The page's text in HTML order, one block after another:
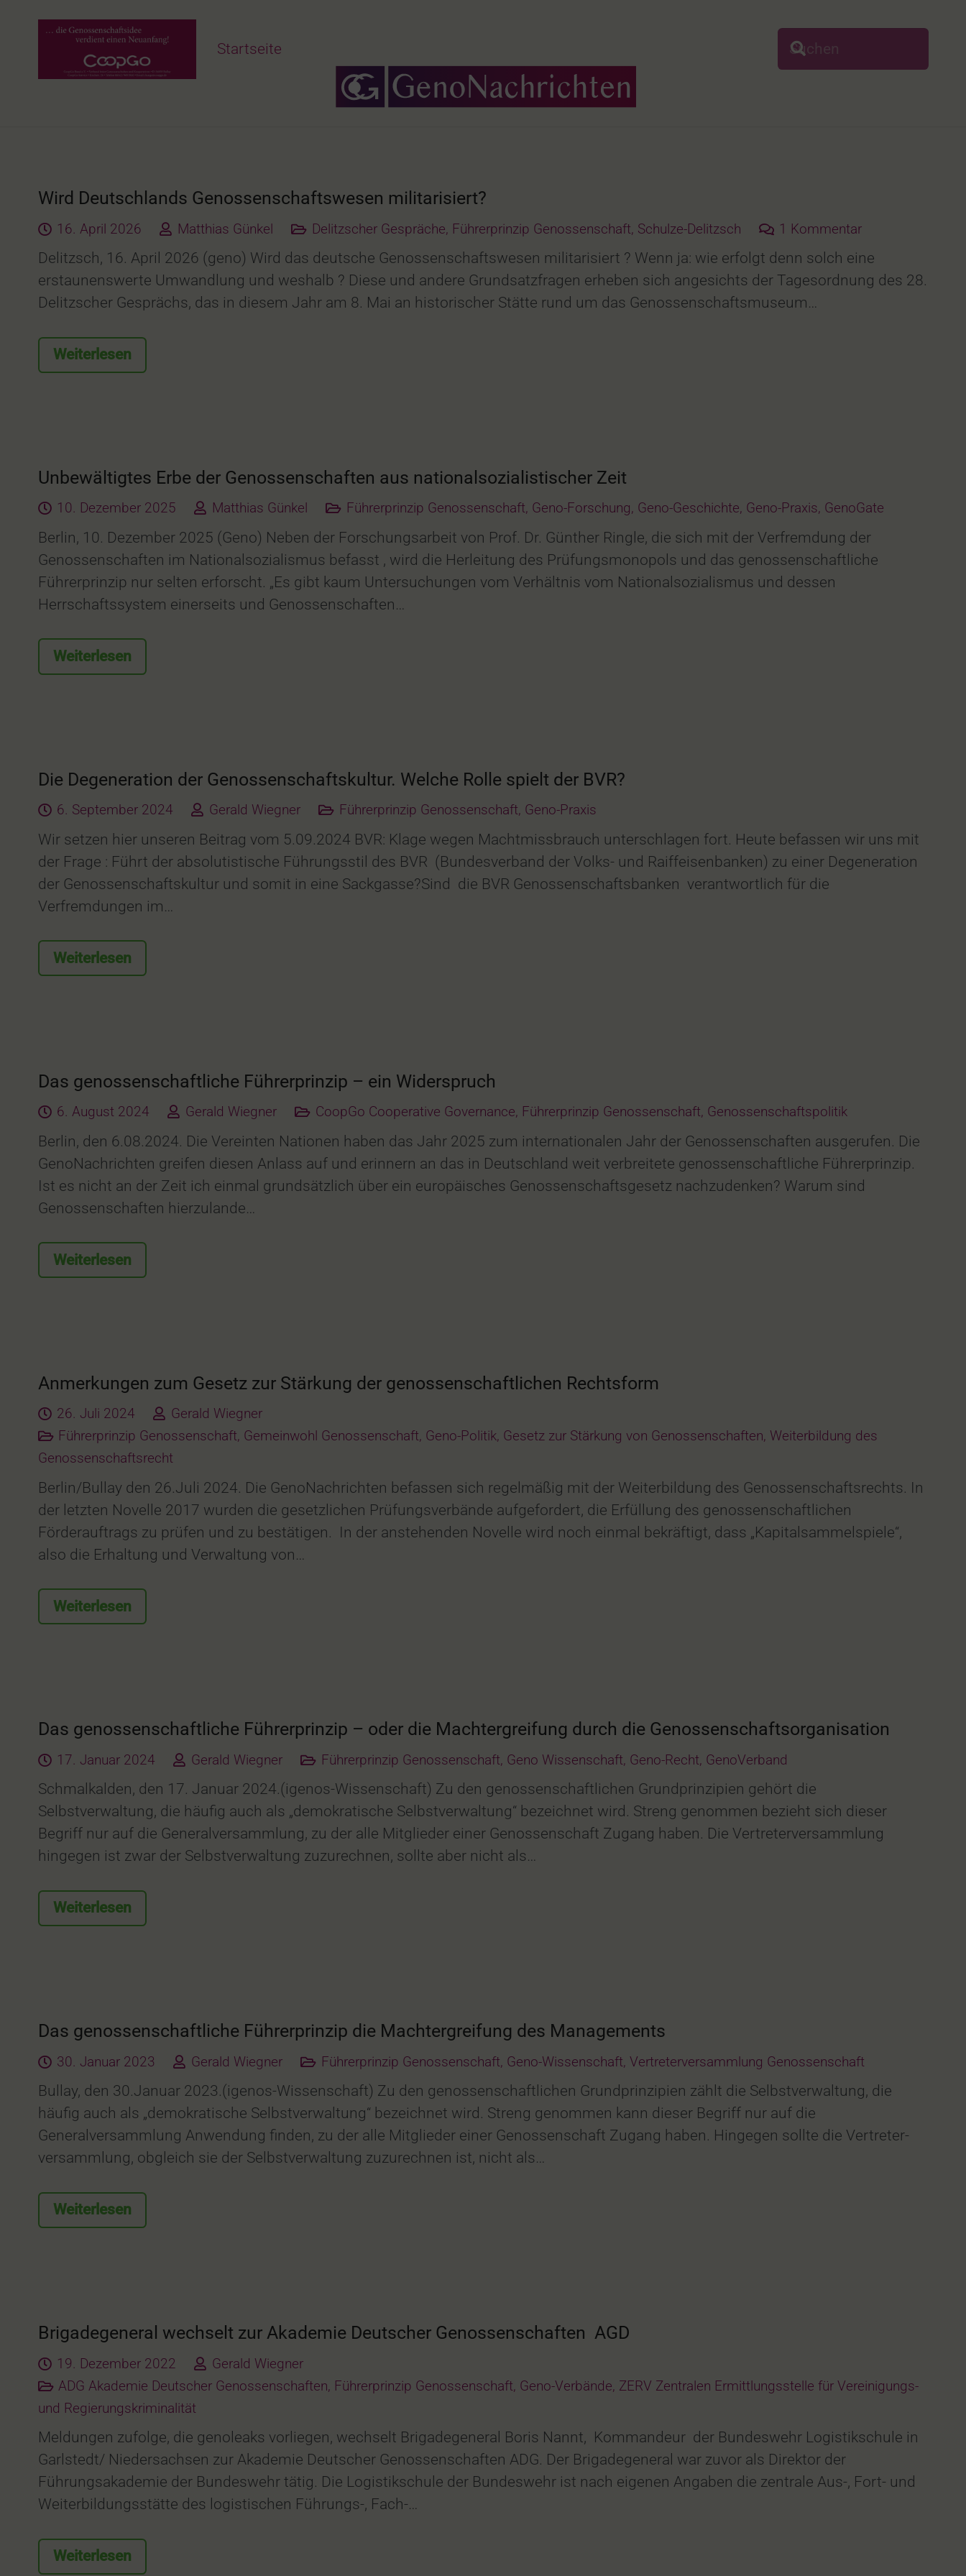
Startseite
Wird Deutschlands Genossenschaftswesen militarisiert?
16. April 2026 Matthias Günkel Delitzscher Gespräche, Führerprinzip Genossenschaft, Schulze-Delitzsch 1 Kommentar
Delitzsch, 16. April 2026 (geno) Wird das deutsche Genossenschaftswesen militarisiert ? Wenn ja: wie erfolgt denn solch eine
erstaunenswerte Umwandlung und weshalb ? Diese und andere Grundsatzfragen erheben sich angesichts der Tagesordnung des 28.
Delitzscher Gesprächs, das in diesem Jahr am 8. Mai an historischer Stätte rund um das Genossenschaftsmuseum…
Weiterlesen
Unbewältigtes Erbe der Genossenschaften aus nationalsozialistischer Zeit
10. Dezember 2025 Matthias Günkel Führerprinzip Genossenschaft, Geno-Forschung, Geno-Geschichte, Geno-Praxis, GenoGate
Berlin, 10. Dezember 2025 (Geno) Neben der Forschungsarbeit von Prof. Dr. Günther Ringle, die sich mit der Verfremdung der
Genossenschaften im Nationalsozialismus befasst , wird die Herleitung des Prüfungsmonopols und das genossenschaftliche
Führerprinzip nur selten erforscht. „Es gibt kaum Untersuchungen vom Verhältnis vom Nationalsozialismus und dessen
Herrschaftssystem einerseits und Genossenschaften…
Weiterlesen
Die Degeneration der Genossenschaftskultur. Welche Rolle spielt der BVR?
6. September 2024 Gerald Wiegner Führerprinzip Genossenschaft, Geno-Praxis
Wir setzen hier unseren Beitrag vom 5.09.2024 BVR: Klage wegen Machtmissbrauch unterschlagen fort. Heute befassen wir uns mit
der Frage : Führt der absolutistische Führungsstil des BVR (Bundesverband der Volks- und Raiffeisenbanken) zu einer Degeneration
der Genossenschaftskultur und somit in eine Sackgasse?Sind die BVR Genossenschaftsbanken verantwortlich für die
Verfremdungen im…
Weiterlesen
Das genossenschaftliche Führerprinzip – ein Widerspruch
6. August 2024 Gerald Wiegner CoopGo Cooperative Governance, Führerprinzip Genossenschaft, Genossenschaftspolitik
Berlin, den 6.08.2024. Die Vereinten Nationen haben das Jahr 2025 zum internationalen Jahr der Genossenschaften ausgerufen. Die
GenoNachrichten greifen diesen Anlass auf und erinnern an das in Deutschland weit verbreitete genossenschaftliche Führerprinzip.
Ist es nicht an der Zeit ich einmal grundsätzlich über ein europäisches Genossenschaftsgesetz nachzudenken? Warum sind
Genossenschaften hierzulande…
Weiterlesen
Anmerkungen zum Gesetz zur Stärkung der genossenschaftlichen Rechtsform
26. Juli 2024
Gerald Wiegner
Führerprinzip Genossenschaft, Gemeinwohl Genossenschaft, Geno-Politik, Gesetz zur Stärkung von Genossenschaften, Weiterbildung des
Genossenschaftsrecht
Berlin/Bullay den 26.Juli 2024. Die GenoNachrichten befassen sich regelmäßig mit der Weiterbildung des Genossenschaftsrechts. In
der letzten Novelle 2017 wurden die gesetzlichen Prüfungsverbände aufgefordert, die Erfüllung des genossenschaftlichen
Förderauftrags zu prüfen und zu bestätigen. In der anstehenden Novelle wird noch einmal bekräftigt, dass „Kapitalsammelspiele“,
also die Erhaltung und Verwaltung von…
Weiterlesen
Das genossenschaftliche Führerprinzip – oder die Machtergreifung durch die Genossenschaftsorganisation
17. Januar 2024 Gerald Wiegner Führerprinzip Genossenschaft, Geno Wissenschaft, Geno-Recht, GenoVerband
Schmalkalden, den 17. Januar 2024.(igenos-Wissenschaft) Zu den genossenschaftlichen Grundprinzipien gehört die
Selbstverwaltung, die häufig auch als „demokratische Selbstverwaltung“ bezeichnet wird. Streng genommen bezieht sich dieser
Begriff nur auf die Generalversammlung, zu der alle Mitglieder einer Genossenschaft Zugang haben. Die Vertreterversammlung
hingegen ist zwar der Selbstverwaltung zuzurechnen, sollte aber nicht als…
Weiterlesen
Das genossenschaftliche Führerprinzip die Machtergreifung des Managements
30. Januar 2023 Gerald Wiegner Führerprinzip Genossenschaft, Geno-Wissenschaft, Vertreterversammlung Genossenschaft
Bullay, den 30.Januar 2023.(igenos-Wissenschaft) Zu den genossenschaftlichen Grundprinzipien zählt die Selbstverwaltung, die
häufig auch als „demokratische Selbstverwaltung“ bezeichnet wird. Streng genommen kann dieser Begriff nur auf die
Generalversammlung Anwendung finden, zu der alle Mitglieder einer Genossenschaft Zugang haben. Hingegen sollte die Vertreter­
versammlung, obgleich sie der Selbstverwaltung zuzurechnen ist, nicht als…
Weiterlesen
Brigadegeneral wechselt zur Akademie Deutscher Genossenschaften AGD
19. Dezember 2022
Gerald Wiegner
ADG Akademie Deutscher Genossenschaften, Führerprinzip Genossenschaft, Geno-Verbände, ZERV Zentralen Ermittlungsstelle für Vereinigungs-
und Regierungskriminalität
Meldungen zufolge, die genoleaks vorliegen, wechselt Brigadegeneral Boris Nannt, Kommandeur der Bundeswehr Logistikschule in
Garlstedt/ Niedersachsen zur Akademie Deutscher Genossenschaften ADG. Der Brigadegeneral war zuvor als Direktor der
Führungsakademie der Bundeswehr tätig. Die Logistikschule der Bundeswehr ist nach eigenen Angaben die zentrale Aus-, Fort- und
Weiterbildungsstätte des logistischen Führungs-, Fach-…
Weiterlesen